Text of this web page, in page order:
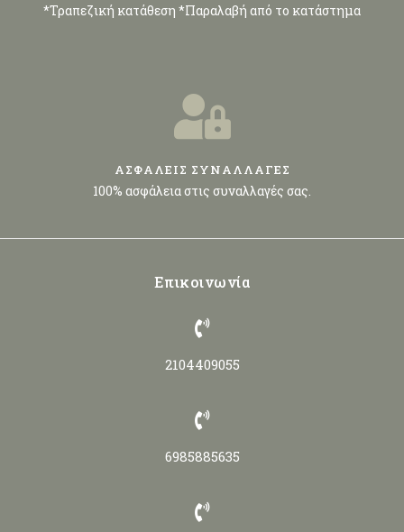
*Τραπεζική κατάθεση *Παραλαβή από το κατάστημα
ΑΣΦΑΛΕΙΣ ΣΥΝΑΛΛΑΓΕΣ
100% ασφάλεια στις συναλλαγές σας.
Επικοινωνία
2104409055
6985885635